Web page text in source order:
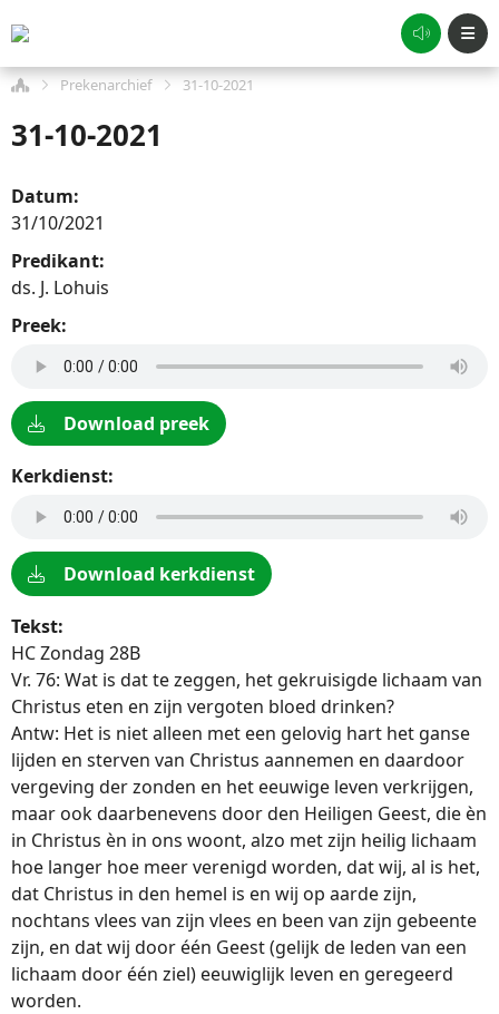
Prekenarchief 31-10-2021
31-10-2021
Datum:
31/10/2021
Predikant:
ds. J. Lohuis
Preek:
Download preek
Kerkdienst:
Download kerkdienst
Tekst:
HC Zondag 28B
Vr. 76: Wat is dat te zeggen, het gekruisigde lichaam van
Christus eten en zijn vergoten bloed drinken?
Antw: Het is niet alleen met een gelovig hart het ganse
lijden en sterven van Christus aannemen en daardoor
vergeving der zonden en het eeuwige leven verkrijgen,
maar ook daarbenevens door den Heiligen Geest, die èn
in Christus èn in ons woont, alzo met zijn heilig lichaam
hoe langer hoe meer verenigd worden, dat wij, al is het,
dat Christus in den hemel is en wij op aarde zijn,
nochtans vlees van zijn vlees en been van zijn gebeente
zijn, en dat wij door één Geest (gelijk de leden van een
lichaam door één ziel) eeuwiglijk leven en geregeerd
worden.